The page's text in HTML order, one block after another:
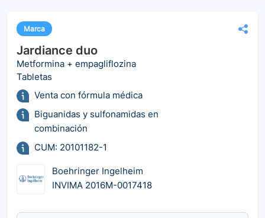
Marca
Jardiance duo
Metformina + empagliflozina
Tabletas
Venta con fórmula médica
Biguanidas y sulfonamidas en
combinación
CUM: 20101182-1
Boehringer Ingelheim
INVIMA 2016M-0017418